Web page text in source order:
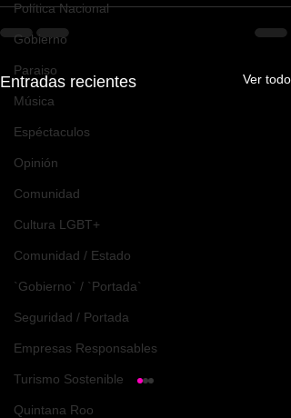
Política Nacional
Gobierno
Paraiso
Música
Espéctaculos
Opinión
Comunidad
Cultura LGBT+
Comunidad / Estado
`Gobierno` / `Portada`
Seguridad / Portada
Empresas Responsables
Turismo Sostenible
Quintana Roo
Entradas recientes Ver todo